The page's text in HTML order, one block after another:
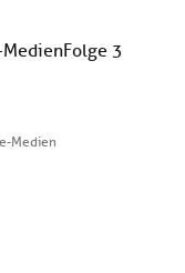
3
Medien